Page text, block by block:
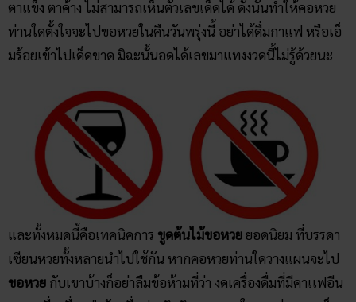
และทั้งหมดนี้คือเทคนิคการ ขูดต้นไม้ขอหวยยอดนิยม ที่บรรดา
เซียนหวยทั้งหลายนำไปใช้กัน หากคอหวยท่านใดวางแผนจะไป
ขอหวยกับเขาบ้างก็อย่าลืมข้อห้ามที่ว่า งดเครื่องดื่มที่มีคาเเฟอีน
และเครื่องดื่มชูกำลัง เพื่อประสิทธิภาพสูงสุดในการส่องเลขเด็ด
ที่สำคัญอย่าลืมพกแป้ง ไฟฉาย เครื่องบูชา เช่น ธูป เทียน อีก
อย่างช่วงนี้หน้าฝน กลางคืนยุงชุม ก็อย่าลืมพกสเปรย์ฉีดยุงหรือ
สวมใสเสื้อผ้าที่ให้ความอบอุ่นแก่ร่างกายและสามารถป้องกันยุง